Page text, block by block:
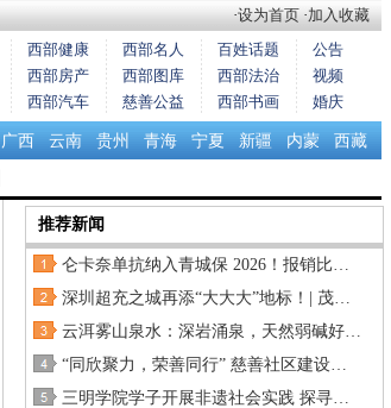
·设为首页 ·加入收藏
西部健康
西部房产
西部汽车
西部名人
西部图库
慈善公益
百姓话题
西部法治
西部书画
公告
视频
婚庆
广西 云南 贵州 青海 宁夏 新疆 内蒙 西藏
推荐新闻
仑卡奈单抗纳入青城保 2026！报销比…
深圳超充之城再添“大大大”地标！| 茂…
云洱雾山泉水：深岩涌泉，天然弱碱好…
“同欣聚力，荣善同行” 慈善社区建设…
三明学院学子开展非遗社会实践 探寻…